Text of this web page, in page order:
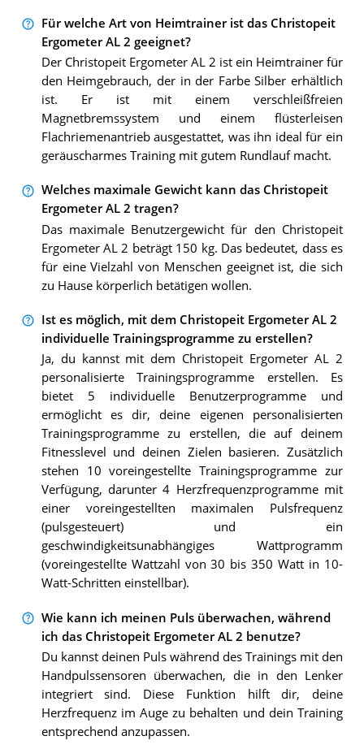
Für welche Art von Heimtrainer ist das Christopeit
Ergometer AL 2 geeignet?
Der Christopeit Ergometer AL 2 ist ein Heimtrainer für
den Heimgebrauch, der in der Farbe Silber erhältlich
ist. Er ist mit einem verschleißfreien
Magnetbremssystem und einem flüsterleisen
Flachriemenantrieb ausgestattet, was ihn ideal für ein
geräuscharmes Training mit gutem Rundlauf macht.
Welches maximale Gewicht kann das Christopeit
Ergometer AL 2 tragen?
Das maximale Benutzergewicht für den Christopeit
Ergometer AL 2 beträgt 150 kg. Das bedeutet, dass es
für eine Vielzahl von Menschen geeignet ist, die sich
zu Hause körperlich betätigen wollen.
Ist es möglich, mit dem Christopeit Ergometer AL 2
individuelle Trainingsprogramme zu erstellen?
Ja, du kannst mit dem Christopeit Ergometer AL 2
personalisierte Trainingsprogramme erstellen. Es
bietet 5 individuelle Benutzerprogramme und
ermöglicht es dir, deine eigenen personalisierten
Trainingsprogramme zu erstellen, die auf deinem
Fitnesslevel und deinen Zielen basieren. Zusätzlich
stehen 10 voreingestellte Trainingsprogramme zur
Verfügung, darunter 4 Herzfrequenzprogramme mit
einer voreingestellten maximalen Pulsfrequenz
(pulsgesteuert) und ein
geschwindigkeitsunabhängiges Wattprogramm
(voreingestellte Wattzahl von 30 bis 350 Watt in 10-
Watt-Schritten einstellbar).
Wie kann ich meinen Puls überwachen, während
ich das Christopeit Ergometer AL 2 benutze?
Du kannst deinen Puls während des Trainings mit den
Handpulssensoren überwachen, die in den Lenker
integriert sind. Diese Funktion hilft dir, deine
Herzfrequenz im Auge zu behalten und dein Training
entsprechend anzupassen.